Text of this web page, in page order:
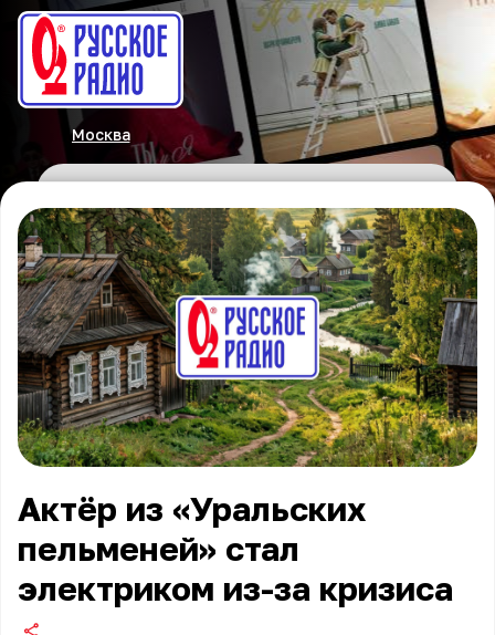
Москва
Актёр из «Уральских
пельменей» стал
электриком из-за кризиса